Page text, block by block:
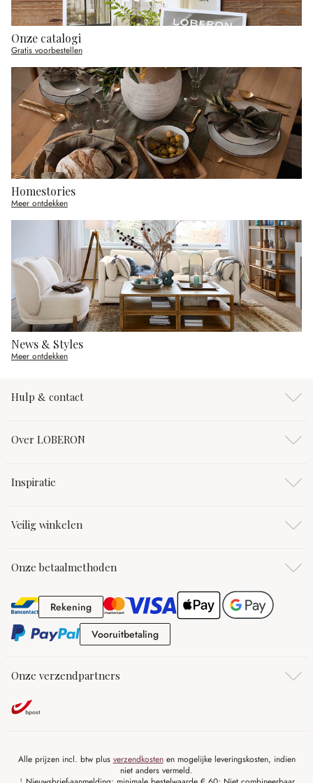
Onze catalogi
Gratis voorbestellen
Homestories
Meer ontdekken
News & Styles
Meer ontdekken
Hulp & contact
Over LOBERON
Inspiratie
Veilig winkelen
Onze betaalmethoden
RekeningRekening
VooruitbetalingVooruitbetaling
Onze verzendpartners
Alle prijzen incl. btw plus verzendkostenen mogelijke leveringskosten, indien
niet anders vermeld.